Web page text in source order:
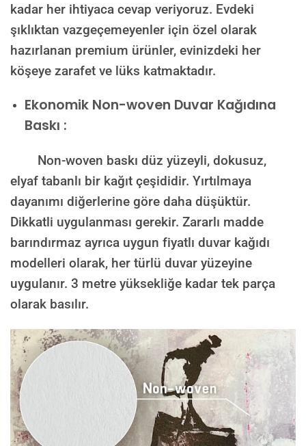
kadar her ihtiyaca cevap veriyoruz. Evdeki
şıklıktan vazgeçemeyenler için özel olarak
hazırlanan premium ürünler, evinizdeki her
köşeye zarafet ve lüks katmaktadır.
Ekonomik Non-woven Duvar Kağıdına
Baskı :
Non-woven baskı düz yüzeyli, dokusuz,
elyaf tabanlı bir kağıt çeşididir. Yırtılmaya
dayanımı diğerlerine göre daha düşüktür.
Dikkatli uygulanması gerekir. Zararlı madde
barındırmaz ayrıca uygun fiyatlı duvar kağıdı
modelleri olarak, her türlü duvar yüzeyine
uygulanır. 3 metre yüksekliğe kadar tek parça
olarak basılır.